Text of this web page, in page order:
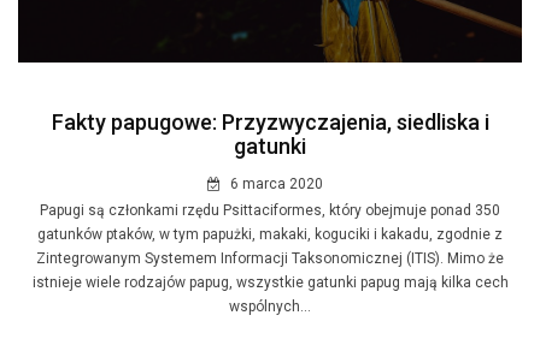
Fakty papugowe: Przyzwyczajenia, siedliska i
gatunki
6 marca 2020
Papugi są członkami rzędu Psittaciformes, który obejmuje ponad 350
gatunków ptaków, w tym papużki, makaki, koguciki i kakadu, zgodnie z
Zintegrowanym Systemem Informacji Taksonomicznej (ITIS). Mimo że
istnieje wiele rodzajów papug, wszystkie gatunki papug mają kilka cech
wspólnych...